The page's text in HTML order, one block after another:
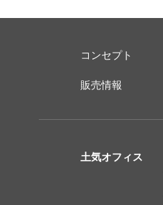
コンセプト
販売情報
土気オフィス